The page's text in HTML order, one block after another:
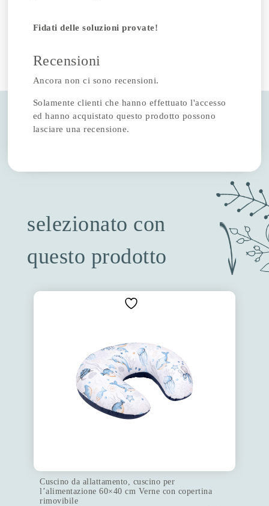
Fidati delle soluzioni provate!
Recensioni
Ancora non ci sono recensioni.
Solamente clienti che hanno effettuato l'accesso
ed hanno acquistato questo prodotto possono
lasciare una recensione.
selezionato con
questo prodotto
Cuscino da allattamento, cuscino per
l’alimentazione 60×40 cm Verne con copertina
rimovibile